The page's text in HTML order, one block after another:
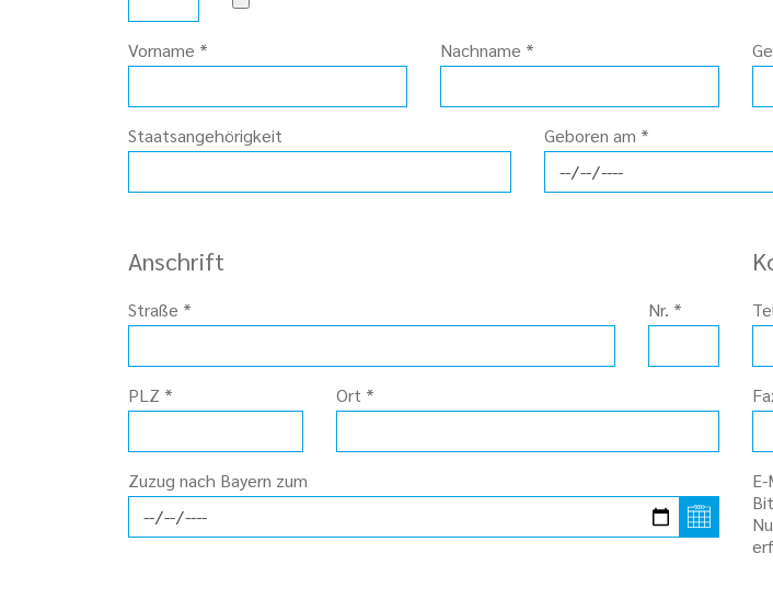
Vorname * Nachname *
Staatsangehörigkeit Geboren am *
Anschrift
Straße * Nr. *
PLZ * Ort *
Zuzug nach Bayern zum
E-